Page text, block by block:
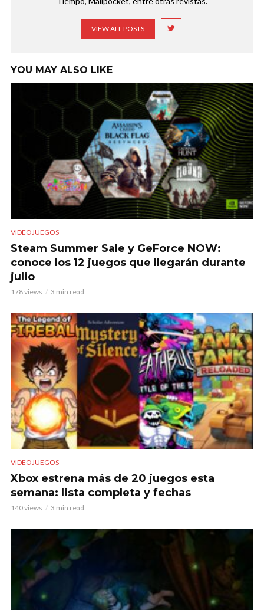
VIEW ALL POSTS
YOU MAY ALSO LIKE
VIDEOJUEGOS
Steam Summer Sale y GeForce NOW:
conoce los 12 juegos que llegarán durante
julio
178 views 3 min read
VIDEOJUEGOS
Xbox estrena más de 20 juegos esta
semana: lista completa y fechas
140 views 3 min read